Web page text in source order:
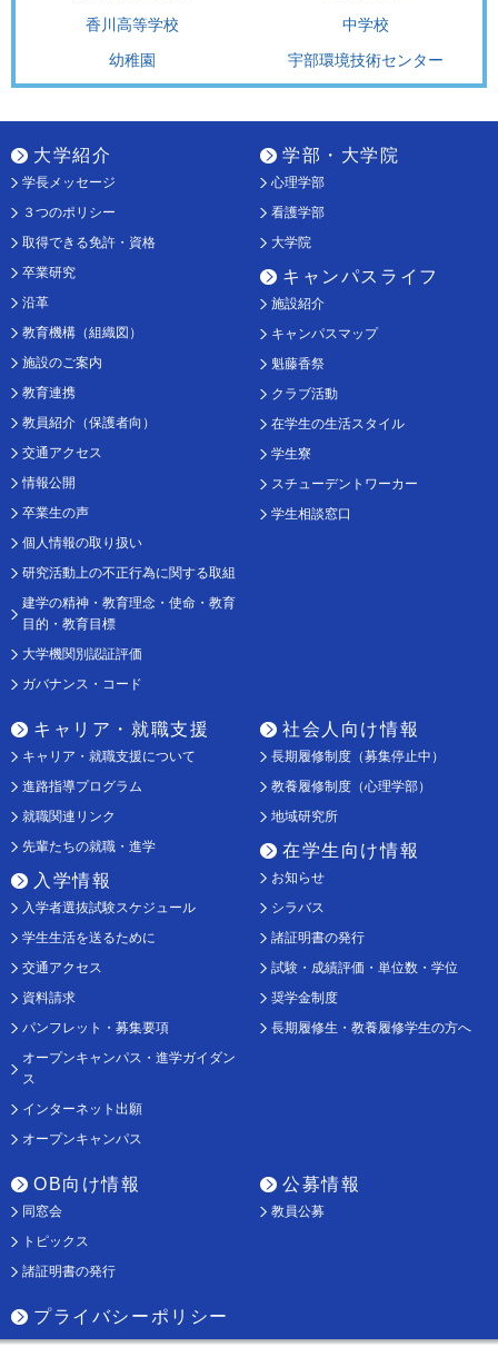
香川高等学校
中学校
幼稚園
宇部環境技術センター
大学紹介
学長メッセージ
３つのポリシー
取得できる免許・資格
卒業研究
沿革
教育機構（組織図）
施設のご案内
教育連携
教員紹介（保護者向）
交通アクセス
情報公開
卒業生の声
個人情報の取り扱い
研究活動上の不正行為に関する取組
建学の精神・教育理念・使命・教育
目的・教育目標
大学機関別認証評価
ガバナンス・コード
学部・大学院
心理学部
看護学部
大学院
キャンパスライフ
施設紹介
キャンパスマップ
魁藤香祭
クラブ活動
在学生の生活スタイル
学生寮
スチューデントワーカー
学生相談窓口
キャリア・就職支援
キャリア・就職支援について
進路指導プログラム
就職関連リンク
先輩たちの就職・進学
入学情報
入学者選抜試験スケジュール
学生生活を送るために
交通アクセス
資料請求
パンフレット・募集要項
オープンキャンパス・進学ガイダン
ス
インターネット出願
オープンキャンパス
社会人向け情報
長期履修制度（募集停止中）
教養履修制度（心理学部）
地域研究所
在学生向け情報
お知らせ
シラバス
諸証明書の発行
試験・成績評価・単位数・学位
奨学金制度
長期履修生・教養履修学生の方へ
OB向け情報
同窓会
トピックス
諸証明書の発行
公募情報
教員公募
プライバシーポリシー